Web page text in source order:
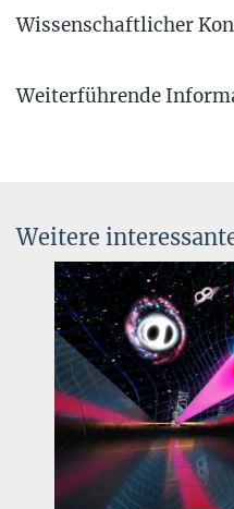
Wissenschaftlicher
Direktorin
Weiterführende
Weitere